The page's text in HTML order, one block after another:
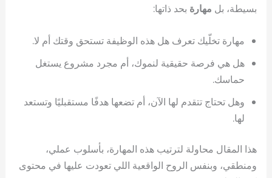
بسيطة، بل مهارة بحد ذاتها:
مهارة تخلّيك تعرف هل هذه الوظيفة تستحق وقتك أم لا.
هل هي فرصة حقيقية لنموك، أم مجرد مشروع يستغل
حماسك.
وهل تحتاج تتقدم لها الآن، أم تضعها هدفًا مستقبليًا وتستعد
لها.
هذا المقال محاولة لترتيب هذه المهارة، بأسلوب عملي،
ومنطقي، وبنفس الروح الواقعية اللي تعودت عليها في محتوى